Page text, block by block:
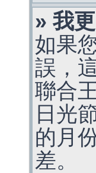
» 我
如果
誤，
聯合
日光
的月
差。